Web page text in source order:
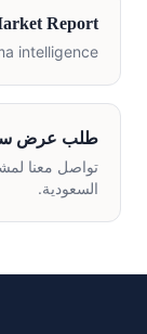
Report
intelligence.
طلب عرض
تواصل معنا
السعودية.